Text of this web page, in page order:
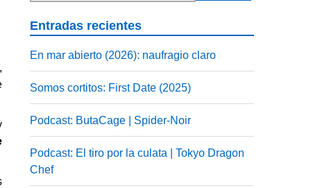
Entradas recientes
En mar abierto (2026): naufragio claro
Somos cortitos: First Date (2025)
Podcast: ButaCage | Spider-Noir
Podcast: El tiro por la culata | Tokyo Dragon
Chef